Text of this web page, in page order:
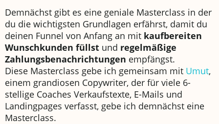
Demnächst gibt es eine geniale Masterclass in der
du die wichtigsten Grundlagen erfährst, damit du
deinen Funnel von Anfang an mit kaufbereiten
Wunschkunden füllst und regelmäßige
Zahlungsbenachrichtungen empfängst.
Diese Masterclass gebe ich gemeinsam mit Umut,
einem grandiosen Copywriter, der für viele 6-
stellige Coaches Verkaufstexte, E-Mails und
Landingpages verfasst, gebe ich demnächst eine
Masterclass.